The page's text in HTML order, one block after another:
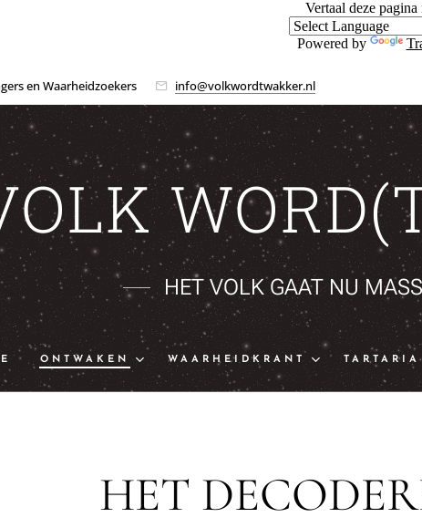
Vertaal deze pagina
Powered by
en Waarheidzoekers info@volkwordtwakker.nl
HET VOLK GAAT NU
ONTWAKEN WAARHEIDKRANT
HET